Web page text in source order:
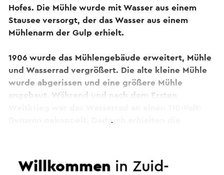
Hofes. Die Mühle wurde mit Wasser aus einem
Stausee versorgt, der das Wasser aus einem
Mühlenarm der Gulp erhielt.
1906 wurde das Mühlengebäude erweitert, Mühle
und Wasserrad vergrößert. Die alte kleine Mühle
wurde abgerissen und eine größere Mühle
angebaut. Während und nach dem Ersten
Dynamo gekoppelt. Dadurch erhielten die
Zu Beginn des 20. Jahrhunderts wurden nur
Backrochen und Futtergetreide gemahlen. Der
Willkommen in Zuid-